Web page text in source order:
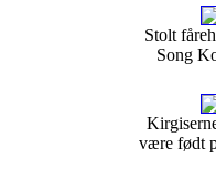
Stolt
Song
være født